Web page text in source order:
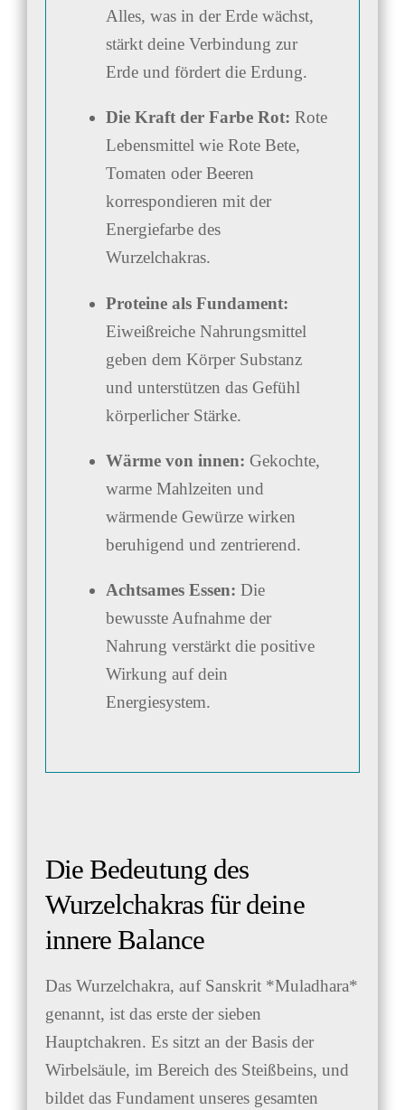
Alles, was in der Erde wächst,
stärkt deine Verbindung zur
Erde und fördert die Erdung.
Die Kraft der Farbe Rot: Rote
Lebensmittel wie Rote Bete,
Tomaten oder Beeren
korrespondieren mit der
Energiefarbe des
Wurzelchakras.
Proteine als Fundament:
Eiweißreiche Nahrungsmittel
geben dem Körper Substanz
und unterstützen das Gefühl
körperlicher Stärke.
Wärme von innen: Gekochte,
warme Mahlzeiten und
wärmende Gewürze wirken
beruhigend und zentrierend.
Achtsames Essen: Die
bewusste Aufnahme der
Nahrung verstärkt die positive
Wirkung auf dein
Energiesystem.
Die Bedeutung des
Wurzelchakras für deine
innere Balance
Das Wurzelchakra, auf Sanskrit *Muladhara*
genannt, ist das erste der sieben
Hauptchakren. Es sitzt an der Basis der
Wirbelsäule, im Bereich des Steißbeins, und
bildet das Fundament unseres gesamten